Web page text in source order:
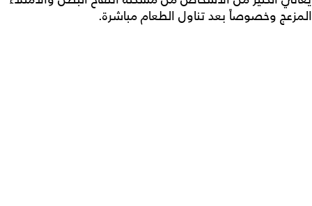
المزعج وخصوصاً بعد تناول الطعام مباشرة.